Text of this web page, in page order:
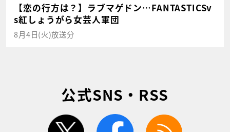
【恋の行方は？】ラブマゲドン…FANTASTICSv
s紅しょうがら女芸人軍団
8月4日(火)放送分
公式SNS・RSS
twitter facebook